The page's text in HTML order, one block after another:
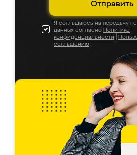
Отправить
Я соглашаюсь на передачу
данных согласно Политике
конфиденциальности
соглашению